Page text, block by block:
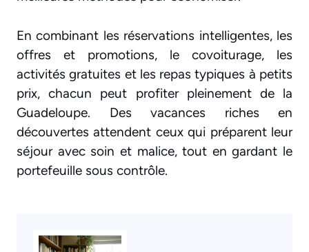
En combinant les réservations intelligentes, les
offres et promotions, le covoiturage, les
activités gratuites et les repas typiques à petits
prix, chacun peut profiter pleinement de la
Guadeloupe. Des vacances riches en
découvertes attendent ceux qui préparent leur
séjour avec soin et malice, tout en gardant le
portefeuille sous contrôle.